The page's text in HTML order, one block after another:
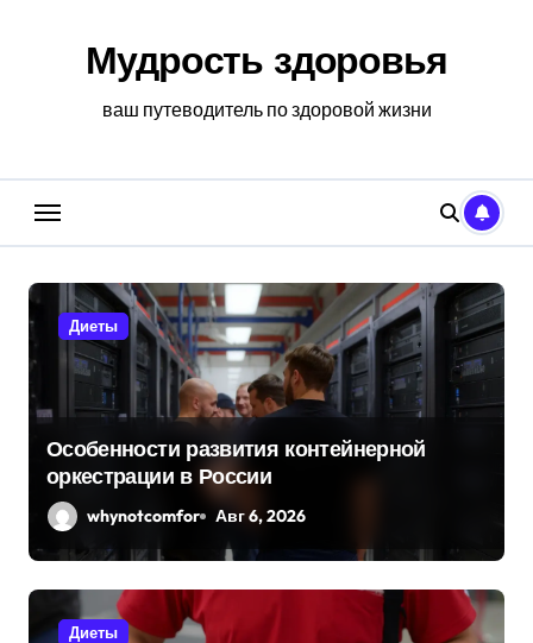
содержаниюМудрость здоровья
ваш путеводитель по здоровой жизни
Диеты
Особенности развития контейнерной
оркестрации в России
whynotcomfor Авг 6, 2026
Диеты